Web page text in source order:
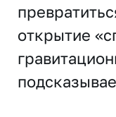
открытие